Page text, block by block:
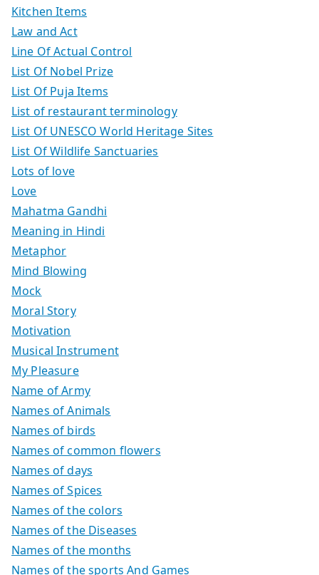
Kitchen Items
Law and Act
Line Of Actual Control
List Of Nobel Prize
List Of Puja Items
List of restaurant terminology
List Of UNESCO World Heritage Sites
List Of Wildlife Sanctuaries
Lots of love
Love
Mahatma Gandhi
Meaning in Hindi
Metaphor
Mind Blowing
Mock
Moral Story
Motivation
Musical Instrument
My Pleasure
Name of Army
Names of Animals
Names of birds
Names of common flowers
Names of days
Names of Spices
Names of the colors
Names of the Diseases
Names of the months
Names of the sports And Games